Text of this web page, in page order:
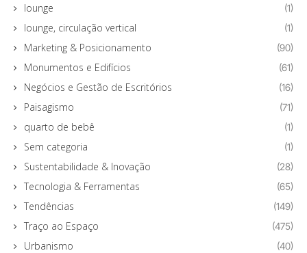
lounge (1)
lounge, circulação vertical (1)
Marketing & Posicionamento (90)
Monumentos e Edifícios (61)
Negócios e Gestão de Escritórios (16)
Paisagismo (71)
quarto de bebê (1)
Sem categoria (1)
Sustentabilidade & Inovação (28)
Tecnologia & Ferramentas (65)
Tendências (149)
Traço ao Espaço (475)
Urbanismo (40)